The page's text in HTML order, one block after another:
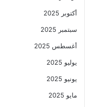
أكتوبر 2025
سبتمبر 2025
أغسطس 2025
يوليو 2025
يونيو 2025
مايو 2025